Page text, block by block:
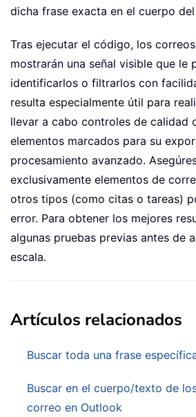
dicha frase exacta en el cuerpo del
Tras ejecutar el código, los
mostrarán una señal visible que le
identificarlos o filtrarlos con
resulta especialmente útil para
llevar a cabo controles de calidad
elementos marcados para su
procesamiento avanzado.
exclusivamente elementos de
otros tipos (como citas o tareas)
error. Para obtener los mejores
algunas pruebas previas antes de
escala.
Artículos relacionados
Buscar toda una frase
Buscar en el cuerpo/texto de
correo en Outlook